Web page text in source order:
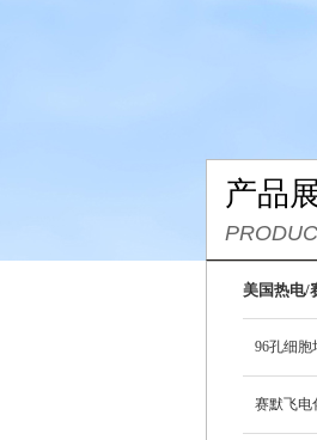
产品
美国热电/
96孔细胞
赛默飞电